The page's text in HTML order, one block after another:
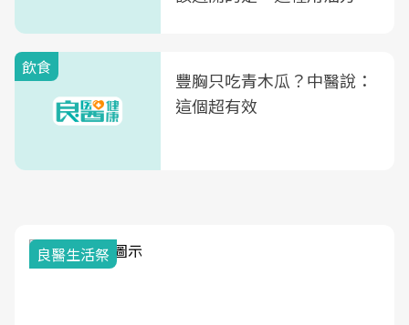
飲食
豐胸只吃青木瓜？中醫說：
這個超有效
良醫生活祭